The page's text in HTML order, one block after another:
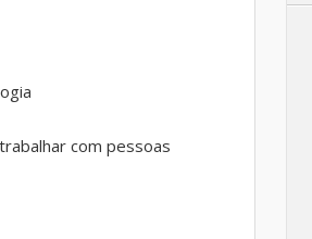
com pessoas